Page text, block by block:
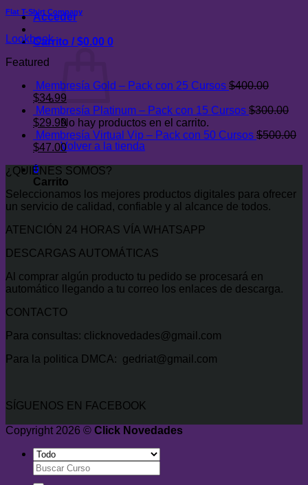
Acceder
Carrito /$0.00 0
No hay productos en el carrito.
Volver a la tienda
0
Carrito
Flat T-Shirt Company
Lookbook
Featured
Membresía Gold – Pack con 25 Cursos $400.00
El
precio
original
era:
$400.00.
$34.99
precio
actual
es:
$34.99.
Membresía Platinum – Pack con 15 Cursos $300.00
El
precio
original
$300.00.
$29.99El
precio
actual
$29.99.
Membresía Virtual Vip – Pack con 50 Cursos $500.00
El
original
era:
$500.00.
$47.00El
actual
es:
$47.00.
¿QUIÉNES SOMOS?
Seleccionamos los mejores productos digitales para ofrecer
un servicio de calidad, confiable y al alcance de todos.
ATENCIÓN 24 HORAS VÍA WHATSAPP
DESCARGAS AUTOMÁTICAS
Al comprar algún producto tu pedido se procesará en
automático llegando a tu correo los enlaces de descarga.
CONTACTO
Para consultas: clicknovedades@gmail.com
Para la politica DMCA: gedriat@gmail.com
SÍGUENOS EN FACEBOOK
Copyright 2026 © Click Novedades
Buscar
por: